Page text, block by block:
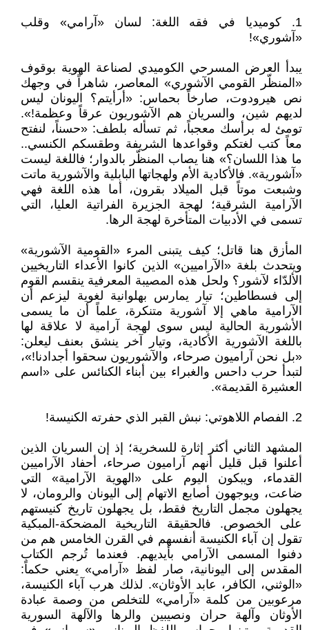
1. كوميديا في فقه اللغة: لسان «آرامي» وقلب
«آشوري»!
يبدأ العرض المسرحي الكوميدي لصناعة الهوية بوقوف
«المنظّر القومي الآشوري» المعاصر، شاهراً في وجهك
نص هيرودوت، صارخاً بحماس: «أرأيتم؟ اليونان ليس
لديهم شين، والسريان هم الآشوريون عرقاً وعظمة!».
تومئ له برأسك معجباً، ثم تسأله بلطف: «حسناً، لنفتح
معاً كتب لغتكم وقواعدها الشريفة وطقسكم الكنسي..
ما هذا اللسان؟» هنا يصاب المنظّر بالدوار؛ فاللغة ليست
«آشورية». فالأكادية الأم ولهجاتها البابلية والآشورية ماتت
وشبعت موتاً قبل الميلاد بقرون، أما هذه اللغة فهي
الآرامية الشرقية؛ لهجة الجزيرة الفراتية العليا، التي
تسمى في الأدبيات المتأخرة لهجة الرها.
المأزق هنا قاتل؛ كيف يتبنى المرء «القومية الآشورية»
ويتحدث بلغة «الآراميين» الذين كانوا الأعداء التاريخيين
الألدّاء لآشور؟ ولحل هذه المصيبة المعرفية ينقسم القوم
إلى فسطاطين؛ تيار يمارس بهلوانية لغوية ليزعم أن
الآرامية ماهي إلا آشورية متنكرة، علماً أن ما يسمى
الأشورية الحالية ليس سوى لهجة آرامية لا علاقة لها
باللغة الآشورية الأكادية، وتيار آخر ينشق بعنف ليعلن:
«بل نحن آراميون صرحاء، والآشوريون سحقوا أجدادنا!»،
لتبدأ حرب داحس والغبراء بين أبناء الكنائس على «اسم
العشيرة القديمة».
2. الفصام اللاهوتي: نبش القبر الذي حفرته الكنيسة!
المشهد الثاني أكثر إثارة للسخرية؛ إذ إن السريان الذين
أعلنوا قبل قليل أنهم آراميون صرحاء، أحفاد الآراميين
القدماء، ويبكون اليوم على «الهوية الآرامية» التي
ضاعت، ويوجهون أصابع الاتهام إلى اليونان والرومان، لا
يجهلون مجمل التاريخ فقط، بل يجهلون تاريخ كنيستهم
على الخصوص. فالحقيقة التاريخية المضحكة-المبكية
تقول إن آباء الكنيسة أنفسهم في القرن الخامس هم من
دفنوا المسمى الآرامي بأيديهم. فعندما تُرجم الكتاب
المقدس إلى اليونانية، صار لفظ «آرامي» يعني حكماً:
«الوثني، الكافر، عابد الأوثان». لذلك هرب آباء الكنيسة،
مرعوبين من كلمة «آرامي» للتخلص من وصمة عبادة
الأوثان وآلهة حران ونصيبين والرها والآلهة السورية